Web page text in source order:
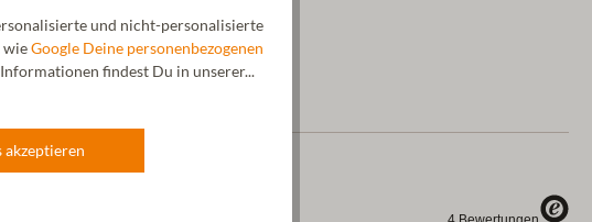
und nicht-personalisierte
wieGoogle Deine personenbezogenen
findest Du in unserer...
akzeptieren